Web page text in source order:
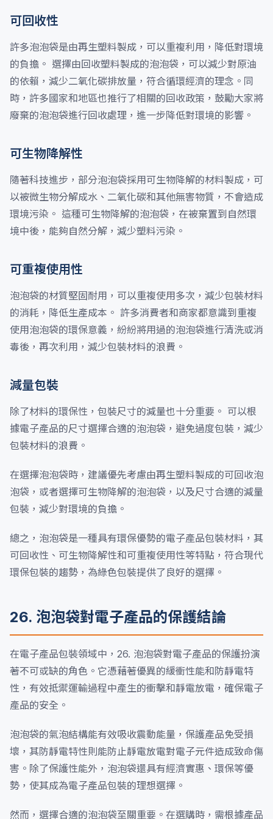
可回收性
許多泡泡袋是由再生塑料製成，可以重複利用，降低對環境
的負擔。 選擇由回收塑料製成的泡泡袋，可以減少對原油
的依賴，減少二氧化碳排放量，符合循環經濟的理念。同
時，許多國家和地區也推行了相關的回收政策，鼓勵大家將
廢棄的泡泡袋進行回收處理，進一步降低對環境的影響。
可生物降解性
隨著科技進步，部分泡泡袋採用可生物降解的材料製成，可
以被微生物分解成水、二氧化碳和其他無害物質，不會造成
環境污染。 這種可生物降解的泡泡袋，在被棄置到自然環
境中後，能夠自然分解，減少塑料污染。
可重複使用性
泡泡袋的材質堅固耐用，可以重複使用多次，減少包裝材料
的消耗，降低生產成本。 許多消費者和商家都意識到重複
使用泡泡袋的環保意義，紛紛將用過的泡泡袋進行清洗或消
毒後，再次利用，減少包裝材料的浪費。
減量包裝
除了材料的環保性，包裝尺寸的減量也十分重要。 可以根
據電子產品的尺寸選擇合適的泡泡袋，避免過度包裝，減少
包裝材料的浪費。
在選擇泡泡袋時，建議優先考慮由再生塑料製成的可回收泡
泡袋，或者選擇可生物降解的泡泡袋，以及尺寸合適的減量
包裝，減少對環境的負擔。
總之，泡泡袋是一種具有環保優勢的電子產品包裝材料，其
可回收性、可生物降解性和可重複使用性等特點，符合現代
環保包裝的趨勢，為綠色包裝提供了良好的選擇。
26. 泡泡袋對電子產品的保護結論
在電子產品包裝領域中，26. 泡泡袋對電子產品的保護扮演
著不可或缺的角色。它憑藉著優異的緩衝性能和防靜電特
性，有效抵禦運輸過程中產生的衝擊和靜電放電，確保電子
產品的安全。
泡泡袋的氣泡結構能有效吸收震動能量，保護產品免受損
壞，其防靜電特性則能防止靜電放電對電子元件造成致命傷
害。除了保護性能外，泡泡袋還具有經濟實惠、環保等優
勢，使其成為電子產品包裝的理想選擇。
然而，選擇合適的泡泡袋至關重要。在選購時，需根據產品